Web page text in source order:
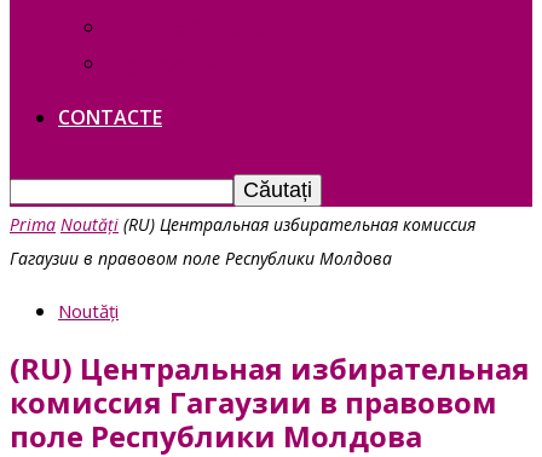
CONTACTE
Prima Noutăți (RU) Центральная избирательная комиссия
Гагаузии в правовом поле Республики Молдова
Noutăți
(RU) Центральная избирательная
комиссия Гагаузии в правовом
поле Республики Молдова